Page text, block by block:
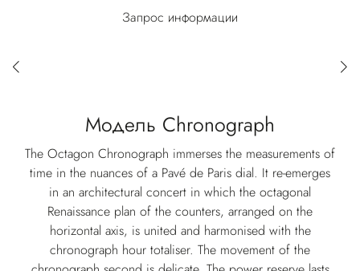
Запрос информации
Модель Chronograph
The Octagon Chronograph immerses the measurements of
time in the nuances of a Pavé de Paris dial. It re-emerges
in an architectural concert in which the octagonal
Renaissance plan of the counters, arranged on the
horizontal axis, is united and harmonised with the
chronograph hour totaliser. The movement of the